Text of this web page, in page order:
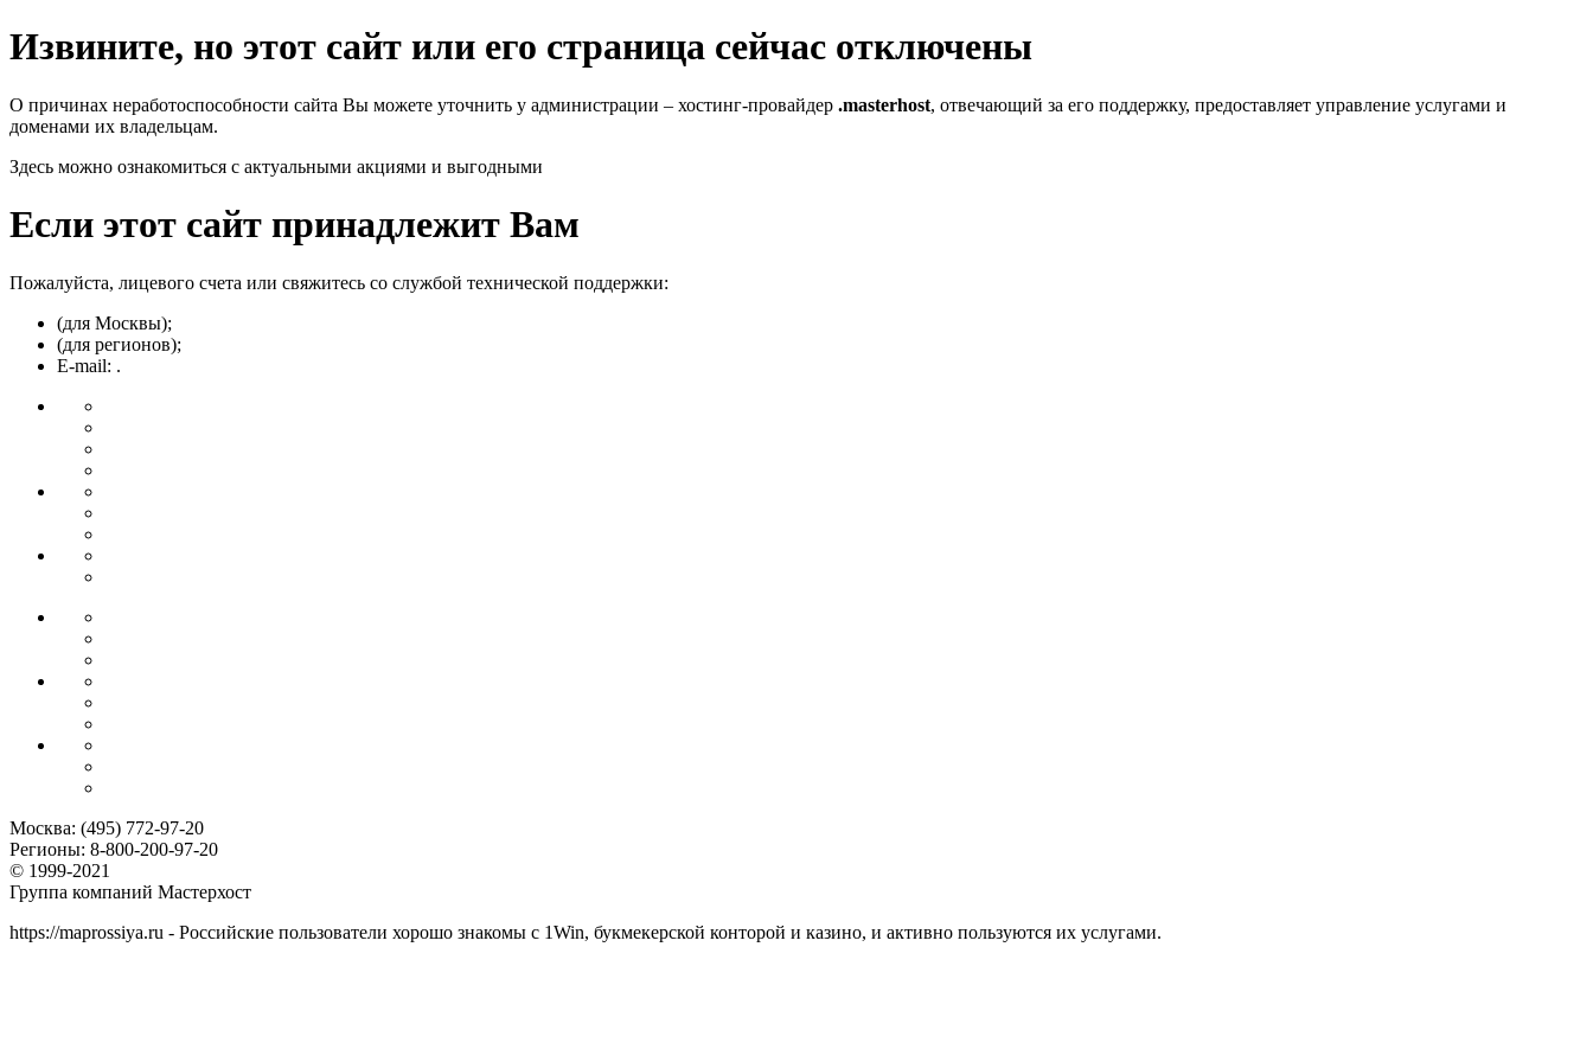
Извините, но этот сайт или его страница сейчас отключены
О причинах неработоспособности сайта Вы можете уточнить у администрации – хостинг-провайдер .masterhost, отвечающий за его поддержку, предоставляет управление услугами и
доменами их владельцам.
Здесь можно ознакомиться с актуальными акциями и выгодными
Если этот сайт принадлежит Вам
Пожалуйста, лицевого счета или свяжитесь со службой технической поддержки:
(для Москвы);
(для регионов);
E-mail: .
Москва: (495) 772-97-20
Регионы: 8-800-200-97-20
© 1999-2021
Группа компаний Мастерхост
https://maprossiya.ru - Российские пользователи хорошо знакомы с 1Win, букмекерской конторой и казино, и активно пользуются их услугами.